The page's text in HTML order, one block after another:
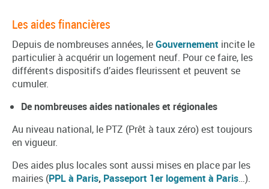
Les aides financières
Depuis de nombreuses années, leGouvernement incite le
particulier à acquérir un logement neuf. Pour ce faire, les
différents dispositifs d’aides fleurissent et peuvent se
cumuler.
De nombreuses aides nationales et régionales
Au niveau national, le PTZ (Prêt à taux zéro) est toujours
en vigueur.
Des aides plus locales sont aussi mises en place par les
mairies (PPL à Paris, Passeport 1er logement à Paris…).